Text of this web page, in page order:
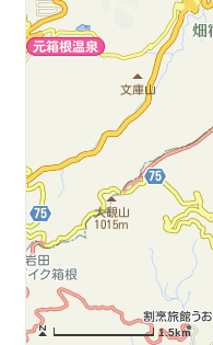
1.5km